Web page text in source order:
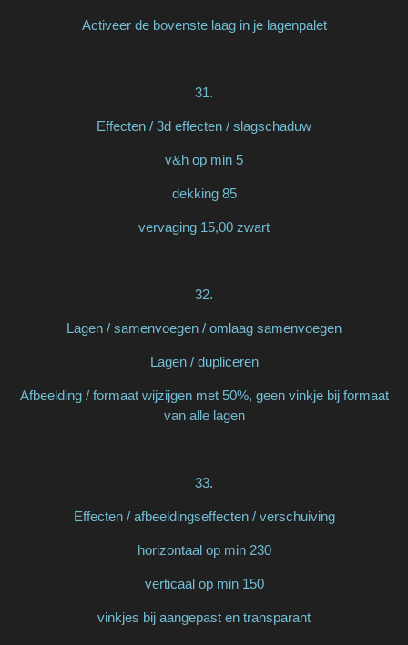
Activeer de bovenste laag in je lagenpalet
31.
Effecten / 3d effecten / slagschaduw
v&h op min 5
dekking 85
vervaging 15,00 zwart
32.
Lagen / samenvoegen / omlaag samenvoegen
Lagen / dupliceren
Afbeelding / formaat wijzijgen met 50%, geen vinkje bij formaat
van alle lagen
33.
Effecten / afbeeldingseffecten / verschuiving
horizontaal op min 230
verticaal op min 150
vinkjes bij aangepast en transparant